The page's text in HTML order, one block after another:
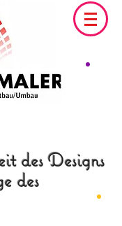
des Designs
des